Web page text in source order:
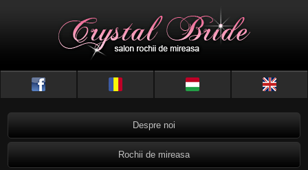
Despre noi
Rochii de mireasa